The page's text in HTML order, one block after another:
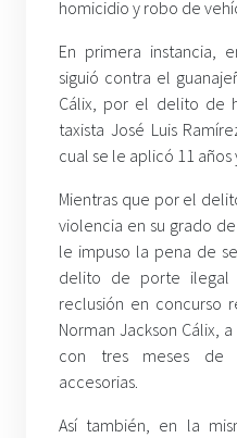
homicidio y robo de
En primera instancia,
siguió contra el
Cálix, por el delito de
taxista José Luis
cual se le aplicó 11
Mientras que por el
violencia en su grado
le impuso la pena de
delito de porte ilegal
reclusión en concurso
Norman Jackson Cálix,
con tres meses de
accesorias.
Así también, en la